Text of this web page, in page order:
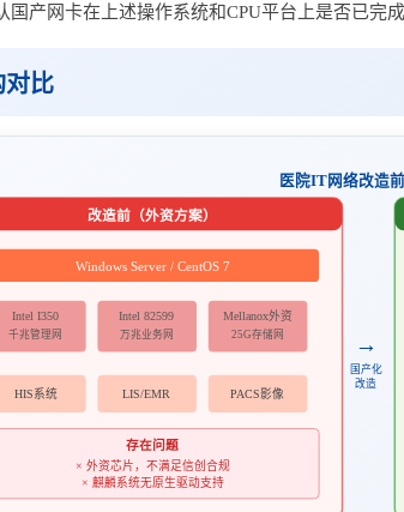
产网卡在上述操作系统和CPU平台上是否已完
对比
医院IT网络改造
改造前（外资方案）
Windows Server / CentOS 7
Intel I350
千兆管理网
Intel 82599
万兆业务网
Mellanox外资
25G存储网
HIS系统 LIS/EMR PACS影像
存在问题
× 外资芯片，不满足信创合规
× 麒麟系统无原生驱动支持
→
国产化
改造